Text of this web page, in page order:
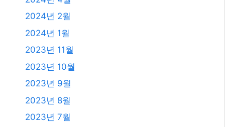
2024년 2월
2024년 1월
2023년 11월
2023년 10월
2023년 9월
2023년 8월
2023년 7월